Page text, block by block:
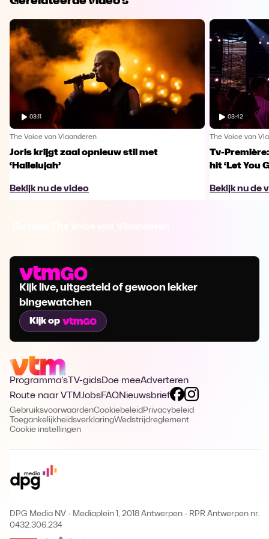
03:11
The Voice van Vlaanderen
Joris krijgt zaal opnieuw stil met
‘Hallelujah’
Bekijk nu de video
03:42
The Voice van
Tv-
hit ‘Let You
Bekijk nu de
Kijk live, uitgesteld of gewoon lekker
bingewatchen
Kijk op
Programma's TV-gidsDoe meeAdverteren
Route naar VTMJobsFAQNieuwsbrief
GebruiksvoorwaardenCookiebeleid Privacybeleid
ToegankelijkheidsverklaringWedstrijdreglement
Cookie instellingen
DPG Media NV - Mediaplein 1, 2018 Antwerpen - RPR Antwerpen nr.
0432.306.234